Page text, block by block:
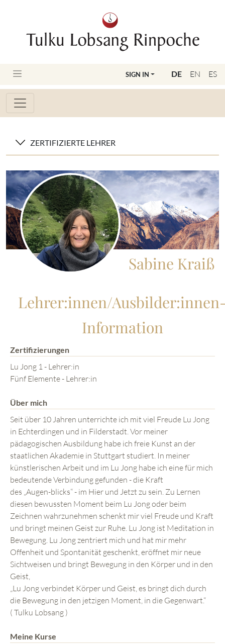
DE EN ES
SIGN IN
ZERTIFIZIERTE LEHRER
Sabine Kraiß
Lehrer:innen/
Information
Zertifizierungen
Lu Jong 1 - Lehrer:in
Fünf Elemente - Lehrer:in
Über mich
Seit über 10 Jahren unterrichte ich mit viel Freude Lu Jong
in Echterdingen und in Filderstadt. Vor meiner
pädagogischen Ausbildung habe ich freie Kunst an der
staatlichen Akademie in Stuttgart studiert. In meiner
künstlerischen Arbeit und im Lu Jong habe ich eine für mich
bedeutende Verbindung gefunden - die Kraft
des „Augen-blicks“ - im Hier und Jetzt zu sein. Zu Lernen
diesen bewussten Moment beim Lu Jong oder beim
Zeichnen wahrzunehmen schenkt mir viel Freude und Kraft
und bringt meinen Geist zur Ruhe. Lu Jong ist Meditation in
Bewegung. Lu Jong zentriert mich und hat mir mehr
Offenheit und Spontanität geschenkt, eröffnet mir neue
Sichtweisen und bringt Bewegung in den Körper und in den
Geist,
„Lu Jong verbindet Körper und Geist, es bringt dich durch
die Bewegung in den jetzigen Moment, in die Gegenwart.“
( Tulku Lobsang )
Meine Kurse